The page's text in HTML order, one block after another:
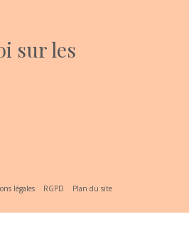
sur les
légales RGPD Plan du site